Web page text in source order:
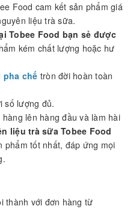
Food cam kết sản phẩm giá
liệu trà sữa.
Tobee Food bạn sẻ được
kém chất lượng hoặc hư
pha chế tròn đời hoàn toàn
số lượng đủ.
lên hàng đầu và làm hài
liệu trà sữa Tobee Food
phẩm tốt nhất, đáp ứng mọi
thành với đơn hàng từ